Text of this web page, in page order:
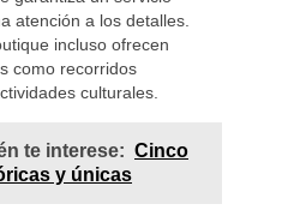
atención a los detalles.
incluso ofrecen
como recorridos
culturales.
te interese: Cinco
y únicas